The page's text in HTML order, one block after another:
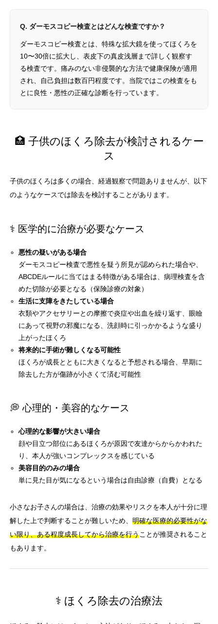
Q. ダーモスコピー検査とはどんな検査ですか？
ダーモスコピー検査とは、特殊な拡大鏡を使ってほくろを
10〜30倍に拡大し、表皮下の真皮浅層まで詳しく観察す
る検査です。痛みのない非侵襲的な方法で健康保険が適用
され、自己負担は数百円程度です。当院ではこの検査をも
とに良性・悪性の正確な診断を行っています。
🏥 子供のほくろ除去が検討されるケー
ス
子供のほくろは多くの場合、経過観察で問題ありませんが、以下
のようなケースでは除去を検討することがあります。
⚕️ 医学的に治療が必要なケース
悪性の疑いがある場合
ダーモスコピー検査で悪性を疑う所見が認められた場合や、
ABCDEルールに当てはまる特徴がある場合は、病理検査を含
めた切除が必要となる（保険診療の対象）
生活に支障をきたしている場合
衣類やアクセサリーとの摩擦で炎症や出血を繰り返す、眼瞼
にあって視野の邪魔になる、洗顔時に引っかかるような盛り
上がったほくろ
将来的に手術が難しくなる可能性
ほくろが成長とともに大きくなると予想される場合、早期に
除去した方が傷跡が小さくて済む可能性
💭 心理的・美容的なケース
心理的な影響が大きい場合
顔や目立つ部位にあるほくろが原因で友達からからかわれた
り、本人が強いコンプレックスを感じている
美容目的のみの場合
単に見た目が気になるという場合は自由診療（自費）となる
小さなお子さんの場合は、治療の効果やリスクを本人が十分に理
解した上で判断することが難しいため、 明確な医療的必要性がな
い限り、ある程度成長してから治療を行うことが推奨されること
もあります。
⚕️ ほくろ除去の治療法